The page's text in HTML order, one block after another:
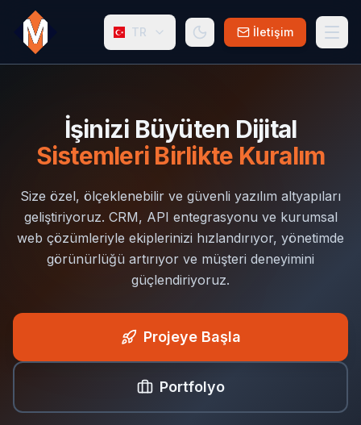
TR İletişim
İşinizi Büyüten Dijital
Sistemleri Birlikte Kuralım
Size özel, ölçeklenebilir ve güvenli yazılım altyapıları
geliştiriyoruz. CRM, API entegrasyonu ve kurumsal
web çözümleriyle ekiplerinizi hızlandırıyor, yönetimde
görünürlüğü artırıyor ve müşteri deneyimini
güçlendiriyoruz.
Projeye Başla
Portfolyo